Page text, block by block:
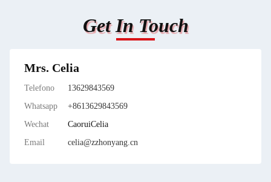
Get In Touch
Mrs. Celia
Telefono
13629843569
Whatsapp
+8613629843569
Wechat
CaoruiCelia
Email
celia@zzhonyang.cn